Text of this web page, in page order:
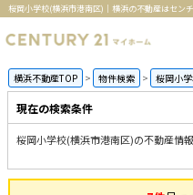
桜岡小学校(横浜市港南区)｜横浜の不動産はセン
横浜不動産TOP 物件検索 桜岡小
現在の検索条件
桜岡小学校(横浜市港南区)の不動産情